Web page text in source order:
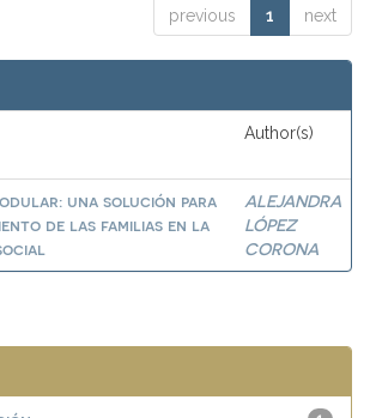
previous 1 next
Author(s)
una solución para
de las familias en la
ALEJANDRA
LÓPEZ
CORONA